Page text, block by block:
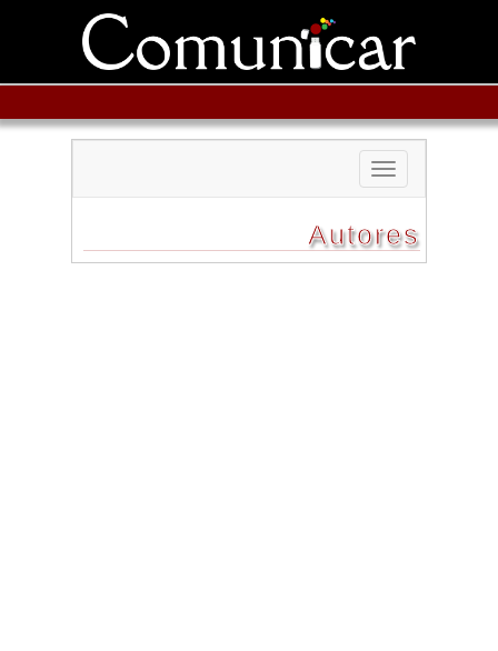
Toggle
navigation
Autores